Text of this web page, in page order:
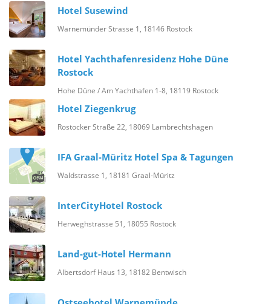
Hotel Susewind
Warnemünder Strasse 1, 18146 Rostock
Hotel Yachthafenresidenz Hohe Düne
Rostock
Hohe Düne / Am Yachthafen 1-8, 18119 Rostock
Hotel Ziegenkrug
Rostocker Straße 22, 18069 Lambrechtshagen
IFA Graal-Müritz Hotel Spa & Tagungen
Waldstrasse 1, 18181 Graal-Müritz
InterCityHotel Rostock
Herweghstrasse 51, 18055 Rostock
Land-gut-Hotel Hermann
Albertsdorf Haus 13, 18182 Bentwisch